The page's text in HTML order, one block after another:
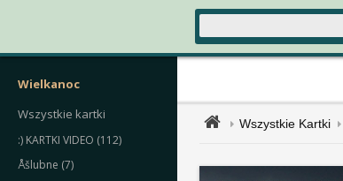
Wielkanoc
Wszystkie kartki
:) KARTKI VIDEO (112)
Åšlubne (7)
Wszystkie Kartki